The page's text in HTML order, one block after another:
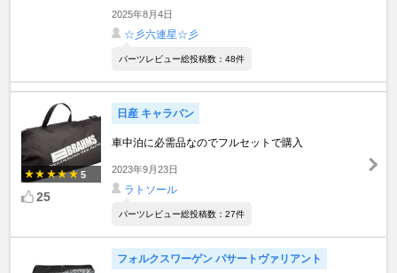
2025年8月4日
☆彡六連星☆彡
パーツレビュー総投稿数：48件
5
25
日産 キャラバン
車中泊に必需品なのでフルセットで購入
2023年9月23日
ラトソール
パーツレビュー総投稿数：27件
フォルクスワーゲン パサートヴァリアント